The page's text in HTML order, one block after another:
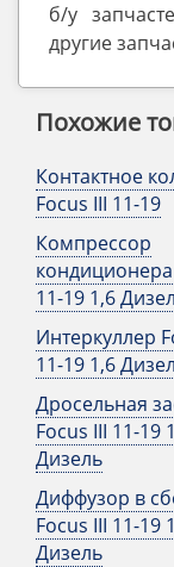
б/у
другие
Похожие
Контактное
Focus III 11-19
Компрессор
кондиционера
11-19 1,6
Интеркуллер
11-19 1,6
Дросельная
Focus III 11-19
Дизель
Диффузор в
Focus III 11-19
Дизель